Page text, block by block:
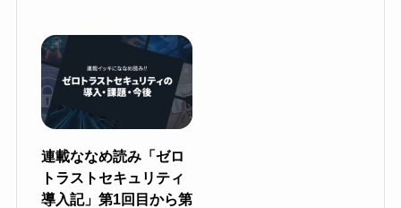
連載ななめ読み「ゼロ
トラストセキュリティ
導入記」第1回目から第